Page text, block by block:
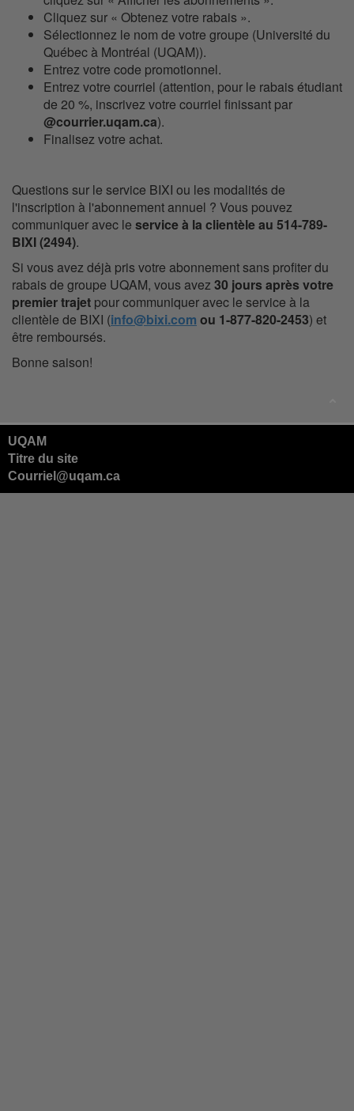
Cliquez sur « Obtenez votre rabais ».
Sélectionnez le nom de votre groupe (Université du
Québec à Montréal (UQAM)).
Entrez votre code promotionnel.
Entrez votre courriel (attention, pour le rabais étudiant
de 20 %, inscrivez votre courriel finissant par
@courrier.uqam.ca).
Finalisez votre achat.
Questions sur le service BIXI ou les modalités de
l'inscription à l'abonnement annuel ? Vous pouvez
communiquer avec le service à la clientèle au 514-789-
BIXI (2494).
Si vous avez déjà pris votre abonnementsans profiter du
rabais de groupe UQAM, vous avez30 jours après votre
premier trajet pour communiquer avec le service à la
clientèle de BIXI (info@bixi.com ou 1-877-820-2453) et
être remboursés.
Bonne saison!
UQAM
Titre du site
Courriel@uqam.ca